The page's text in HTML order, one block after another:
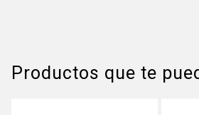
Productos que te